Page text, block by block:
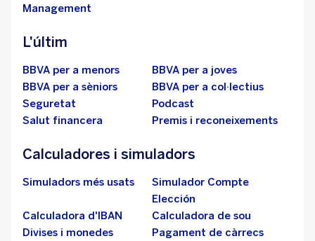
Management
L'últim
BBVA per a menors
BBVA per a joves
BBVA per a sèniors
BBVA per a col·lectius
Seguretat
Podcast
Salut financera
Premis i reconeixements
Calculadores i simuladors
Simuladors més usats
Simulador Compte
Elección
Calculadora d'IBAN
Calculadora de sou
Divises i monedes
Pagament de càrrecs